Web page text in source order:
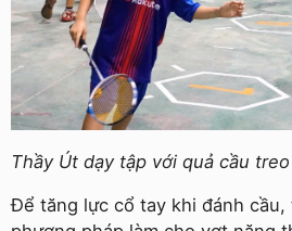
Thầy Út dạy tập với quả cầu
Để tăng lực cổ tay khi đánh